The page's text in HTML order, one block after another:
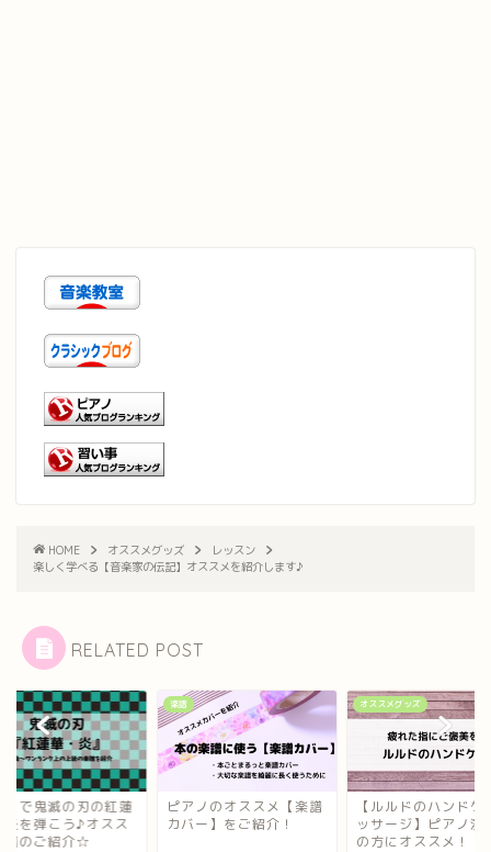
HOME オススメグッズ
レッスン
楽しく学べる【音楽家の伝記】オススメを紹介します♪
RELATED POST
ノのオススメ【楽譜
ー】をご紹介！
オススメグッズ
【ルルドのハンドケアマ
ッサージ】ピアノ演奏者
楽譜
ピアノで鬼滅の刃の
華や炎を弾こう♪オ
メ楽譜のご紹介☆